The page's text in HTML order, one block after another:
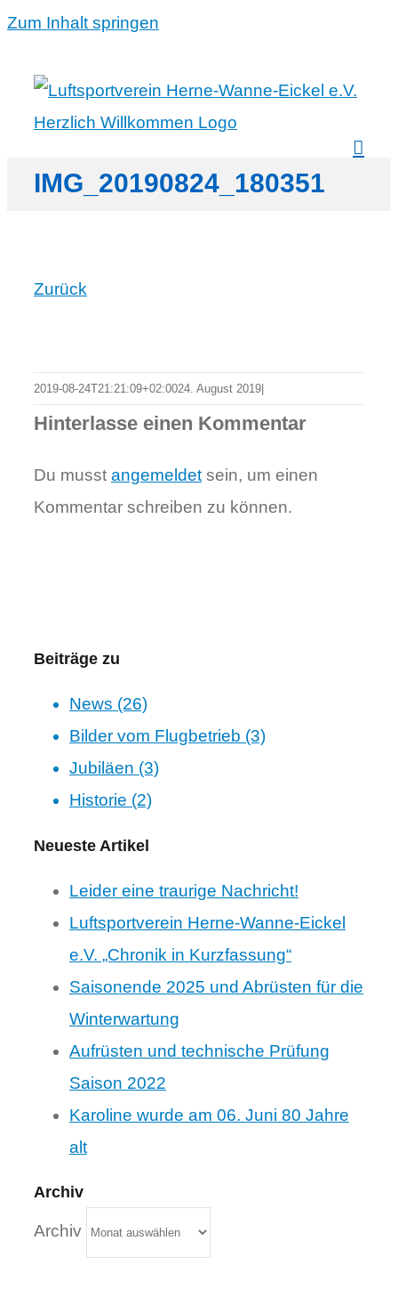
Zum Inhalt springen
IMG_20190824_180351
Zurück
2019-08-24T21:21:09+02:0024. August 2019
Hinterlasse einen Kommentar
Du musst angemeldet sein, um einen
Kommentar schreiben zu können.
Beiträge zu
News (26)
Bilder vom Flugbetrieb (3)
Jubiläen (3)
Historie (2)
Neueste Artikel
Leider eine traurige Nachricht!
Luftsportverein Herne-Wanne-Eickel
e.V. „Chronik in Kurzfassung“
Saisonende 2025 und Abrüsten für die
Winterwartung
Aufrüsten und technische Prüfung
Saison 2022
Karoline wurde am 06. Juni 80 Jahre
alt
Archiv
Archiv